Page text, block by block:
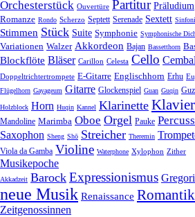
Orchesterstück Ouvertüre Partitur Präludium
Romanze Rondo Scherzo Septett Serenade Sextett
Stimmen Stück Suite Symphonie Symphonische
Variationen Walzer Akkordeon Bajan Bassetthorn
Blockflöte Bläser Carillon Celesta Cello
Doppeltrichtertrompete E-Gitarre Englischhorn Erhu
Flügelhorn Gayageum Gitarre Glockenspiel Guan Guqin
Holzblock Horn Huqin Kannel Klarinette Klavier
Mandoline Marimba Oboe Orgel Pauke
Saxophon Sheng Shō Streicher Theremin
Viola da Gamba Violine Waterphone Xylophon Zither
Musikepoche
Akkadzeit Barock Expressionismus
neue Musik Renaissance Romantik
Zeitgenossinnen